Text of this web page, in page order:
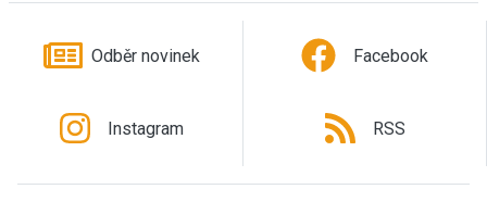
Odběr novinek Facebook
Instagram RSS